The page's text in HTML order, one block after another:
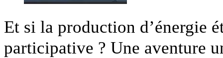
Et si la production d’énergie
participative ? Une aventure